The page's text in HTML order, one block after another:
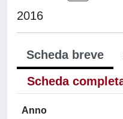
2016
Scheda breve
Scheda
Anno